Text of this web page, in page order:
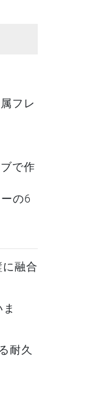
フレ
で作
の6
融合
耐久